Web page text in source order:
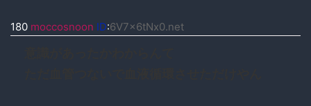
180 moccosnoon ID:6V7x6tNx0.net